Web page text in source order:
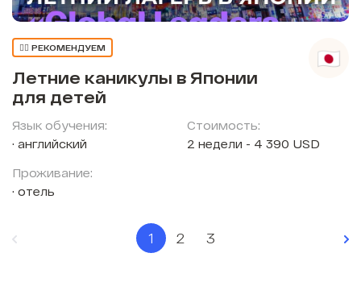
👍🏼 РЕКОМЕНДУЕМ
Летние каникулы в Японии
для детей
Язык обучения:
английский
Проживание:
отель
Стоимость:
2 недели - 4 390 USD
1 2 3